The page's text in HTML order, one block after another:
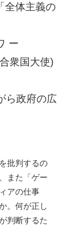
全体主義の
ー
衆国大使)
ら政府の広
批判するの
また「ゲー
アの仕事
。何が正し
判断するた